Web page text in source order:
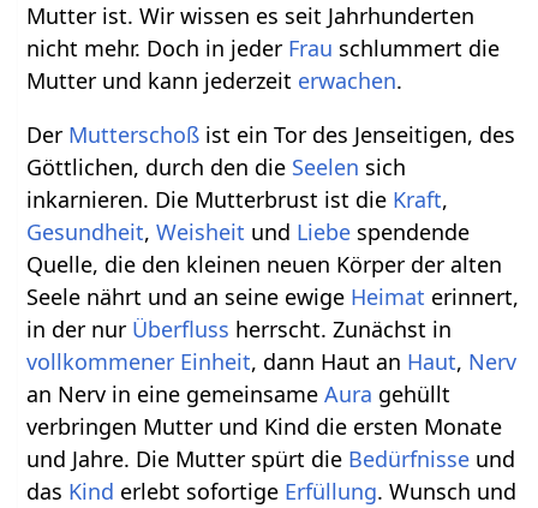
Mutter ist. Wir wissen es seit Jahrhunderten
nicht mehr. Doch in jeder Frau schlummert die
Mutter und kann jederzeit erwachen.
Der Mutterschoß ist ein Tor des Jenseitigen, des
Göttlichen, durch den die Seelen sich
inkarnieren. Die Mutterbrust ist die Kraft,
Gesundheit,Weisheit und Liebe spendende
Quelle, die den kleinen neuen Körper der alten
Seele nährt und an seine ewige Heimat erinnert,
in der nur Überfluss herrscht. Zunächst in
vollkommener Einheit, dann Haut an Haut, Nerv
an Nerv in eine gemeinsameAura gehüllt
verbringen Mutter und Kind die ersten Monate
und Jahre. Die Mutter spürt die Bedürfnisse und
das Kind erlebt sofortige Erfüllung. Wunsch und